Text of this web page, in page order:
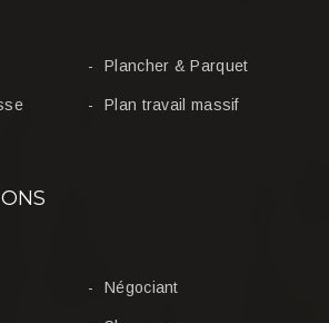
Plancher & Parquet
Plan travail massif
Négociant